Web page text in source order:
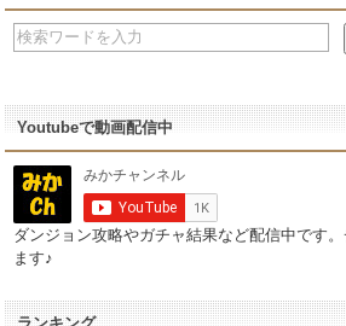
Youtubeで動画配信中
ダンジョン攻略やガチャ結果など配信中です
ます♪